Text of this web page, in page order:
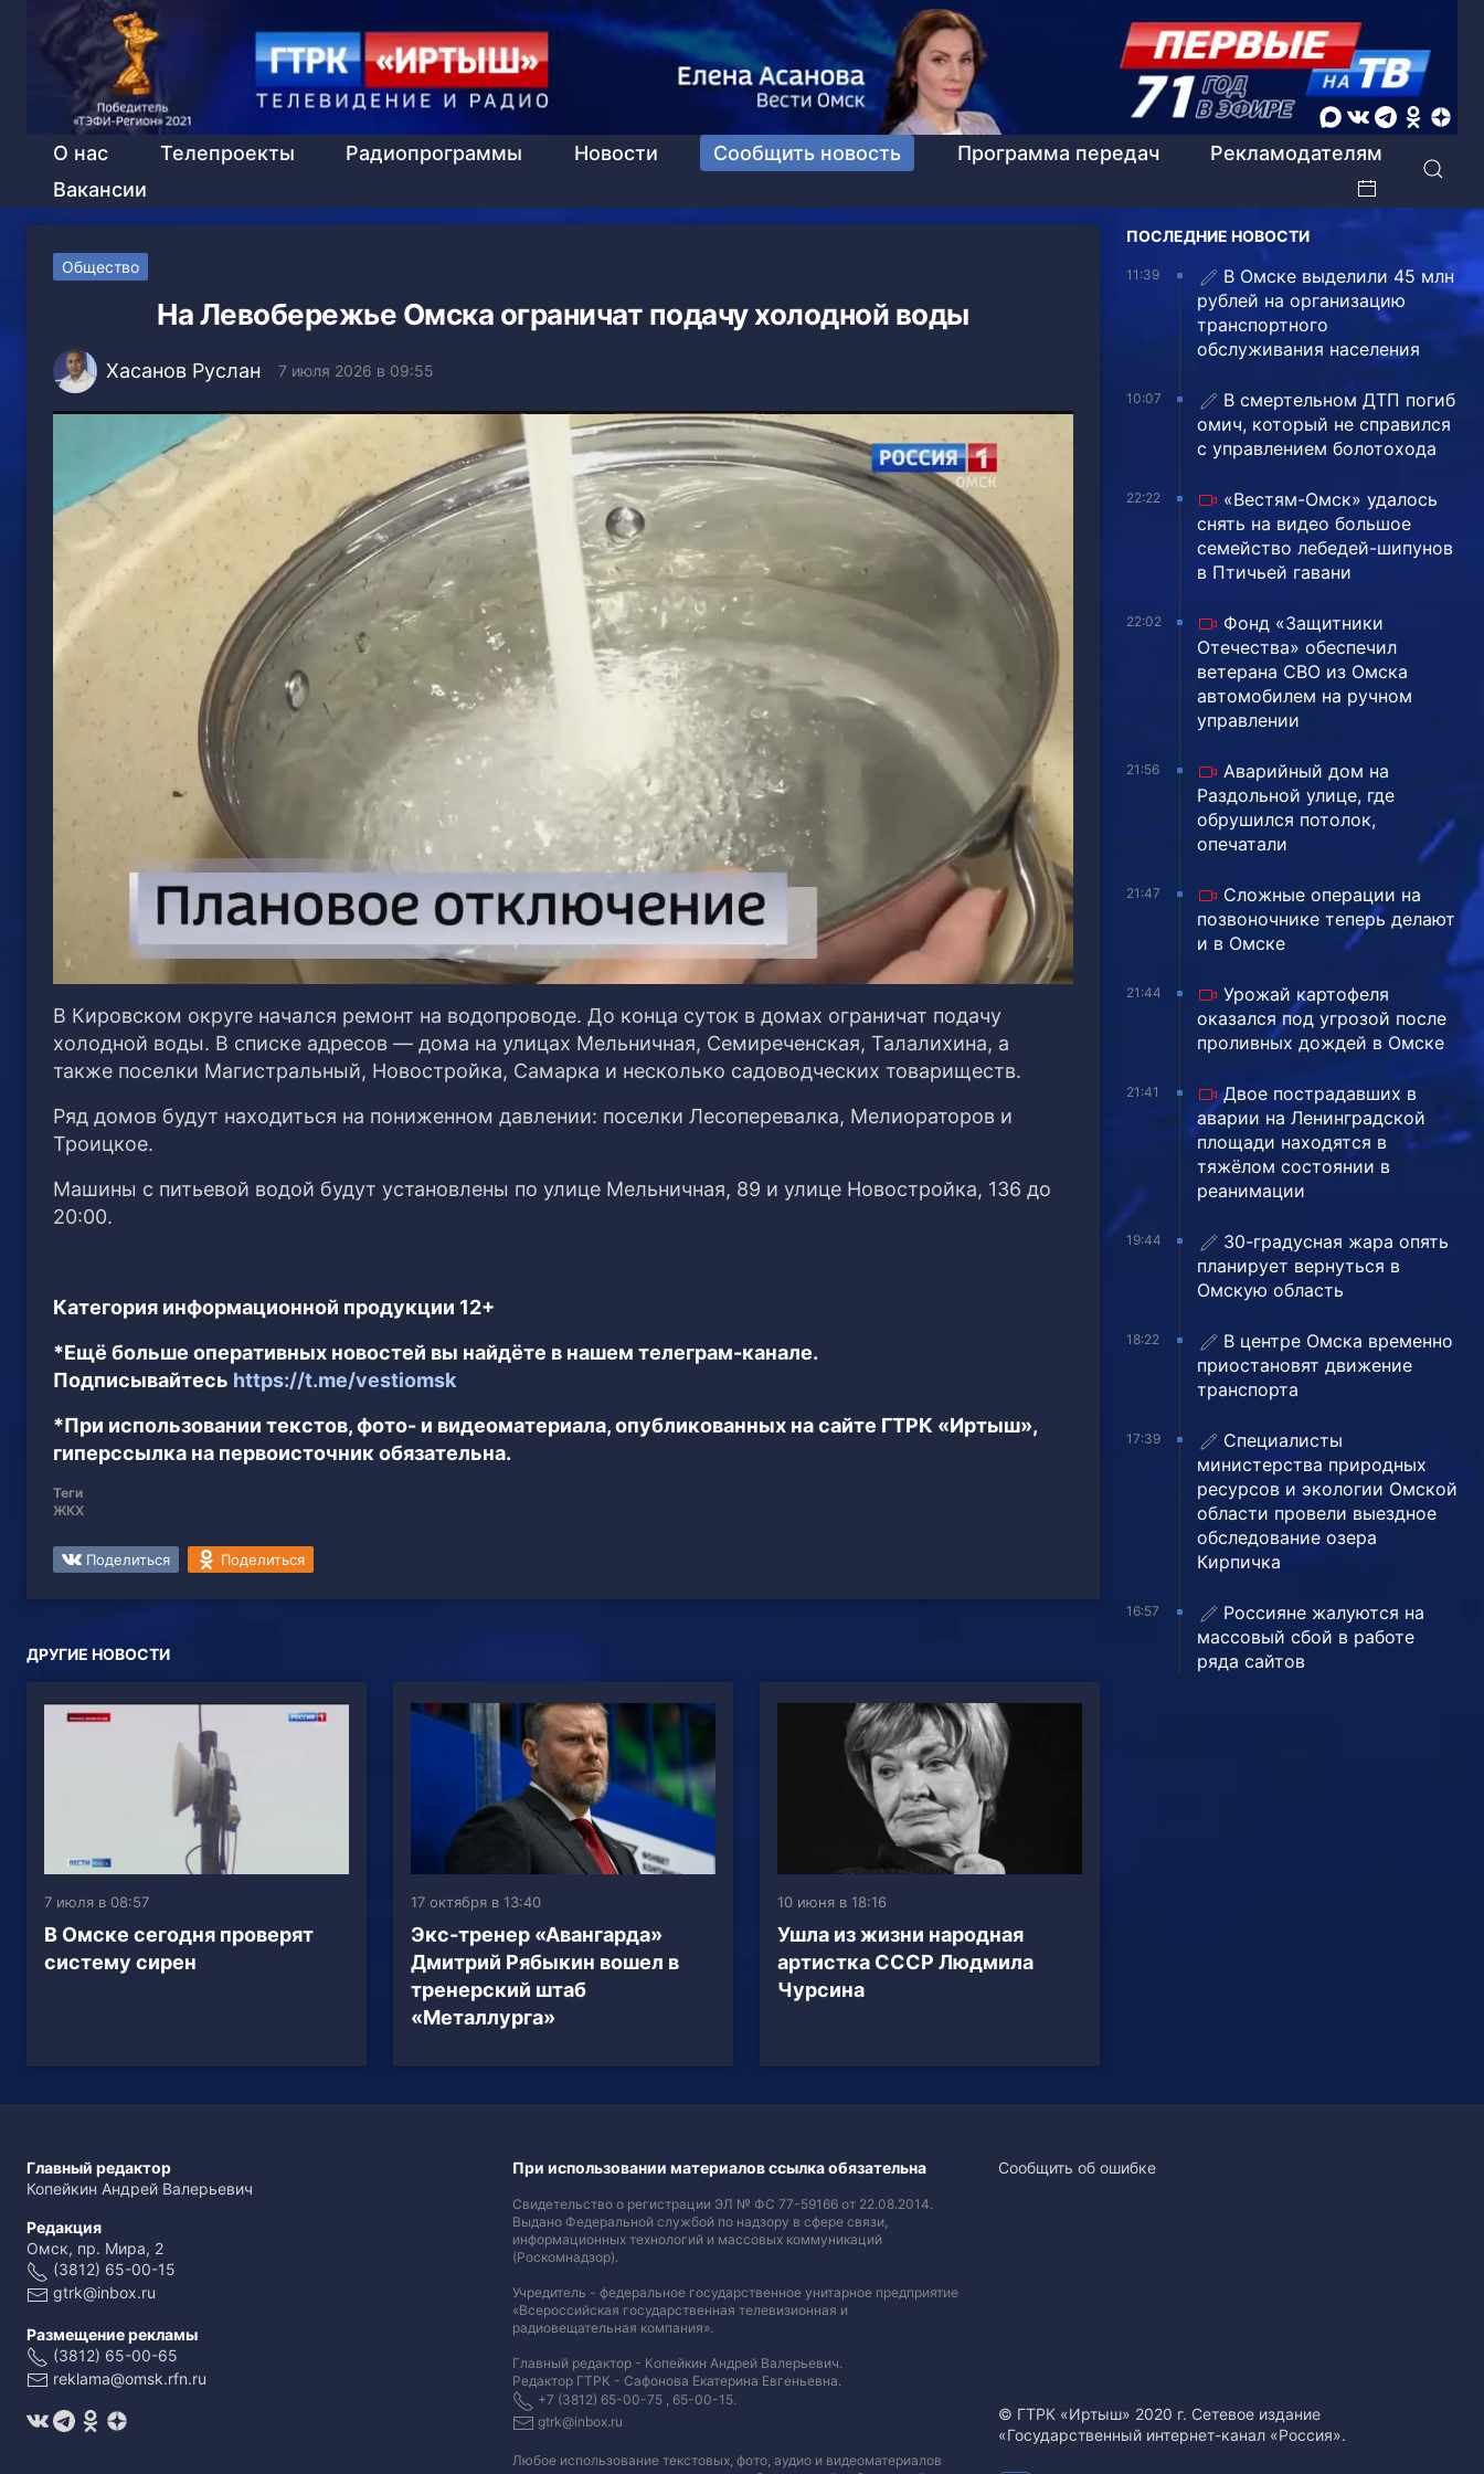
О нас Телепроекты Радиопрограммы Новости Сообщить новость Программа передач
Рекламодателям
Вакансии
Общество
На Левобережье Омска ограничат подачу холодной воды
Хасанов Руслан 7 июля 2026 в 09:55
В Кировском округе начался ремонт на водопроводе. До конца суток в домах ограничат подачу
холодной воды. В списке адресов — дома на улицах Мельничная, Семиреченская, Талалихина, а
также поселки Магистральный, Новостройка, Самарка и несколько садоводческих товариществ.
Ряд домов будут находиться на пониженном давлении: поселки Лесоперевалка, Мелиораторов и
Троицкое.
Машины с питьевой водой будут установлены по улице Мельничная, 89 и улице Новостройка, 136 до
20:00.
Категория информационной продукции 12+
*Ещё больше оперативных новостей вы найдёте в нашем телеграм-канале.
Подписывайтесь https://t.me/vestiomsk
*При использовании текстов, фото- и видеоматериала, опубликованных на сайте ГТРК «Иртыш»,
гиперссылка на первоисточник обязательна.
Теги
ЖКХ
Поделиться Поделиться
ДРУГИЕ НОВОСТИ
7 июля в 08:57
В Омске сегодня проверят
систему сирен
17 октября в 13:40
Экс-тренер «Авангарда»
Дмитрий Рябыкин вошел в
тренерский штаб
«Металлурга»
10 июня в 18:16
Ушла из жизни народная
артистка СССР Людмила
Чурсина
ПОСЛЕДНИЕ НОВОСТИ
11:39
В Омске выделили 45 млн
рублей на организацию
транспортного
обслуживания населения
10:07
В смертельном ДТП погиб
омич, который не справился
с управлением болотохода
22:22
«Вестям-Омск» удалось
снять на видео большое
семейство лебедей-шипунов
в Птичьей гавани
22:02
Фонд «Защитники
Отечества» обеспечил
ветерана СВО из Омска
автомобилем на ручном
управлении
21:56
Аварийный дом на
Раздольной улице, где
обрушился потолок,
опечатали
21:47
Сложные операции на
позвоночнике теперь делают
и в Омске
21:44
Урожай картофеля
оказался под угрозой после
проливных дождей в Омске
21:41
Двое пострадавших в
аварии на Ленинградской
площади находятся в
тяжёлом состоянии в
реанимации
19:44
30-градусная жара опять
планирует вернуться в
Омскую область
18:22
В центре Омска временно
приостановят движение
транспорта
17:39
Специалисты
министерства природных
ресурсов и экологии Омской
области провели выездное
обследование озера
Кирпичка
16:57
Россияне жалуются на
массовый сбой в работе
ряда сайтов
Главный редактор
Копейкин Андрей Валерьевич
Редакция
Омск, пр. Мира, 2
(3812) 65-00-15
gtrk@inbox.ru
Размещение рекламы
(3812) 65-00-65
reklama@omsk.rfn.ru
При использовании материалов ссылка обязательна
Свидетельство о регистрации ЭЛ № ФС 77-59166 от 22.08.2014.
Выдано Федеральной службой по надзору в сфере связи,
информационных технологий и массовых коммуникаций
(Роскомнадзор).
Учредитель - федеральное государственное унитарное предприятие
«Всероссийская государственная телевизионная и
радиовещательная компания».
Главный редактор - Копейкин Андрей Валерьевич.
Редактор ГТРК - Сафонова Екатерина Евгеньевна.
+7 (3812) 65-00-75 , 65-00-15.
gtrk@inbox.ru
Любое использование текстовых, фото, аудио и видеоматериалов
Сообщить об ошибке
© ГТРК «Иртыш» 2020 г. Сетевое издание
«Государственный интернет-канал «Россия».